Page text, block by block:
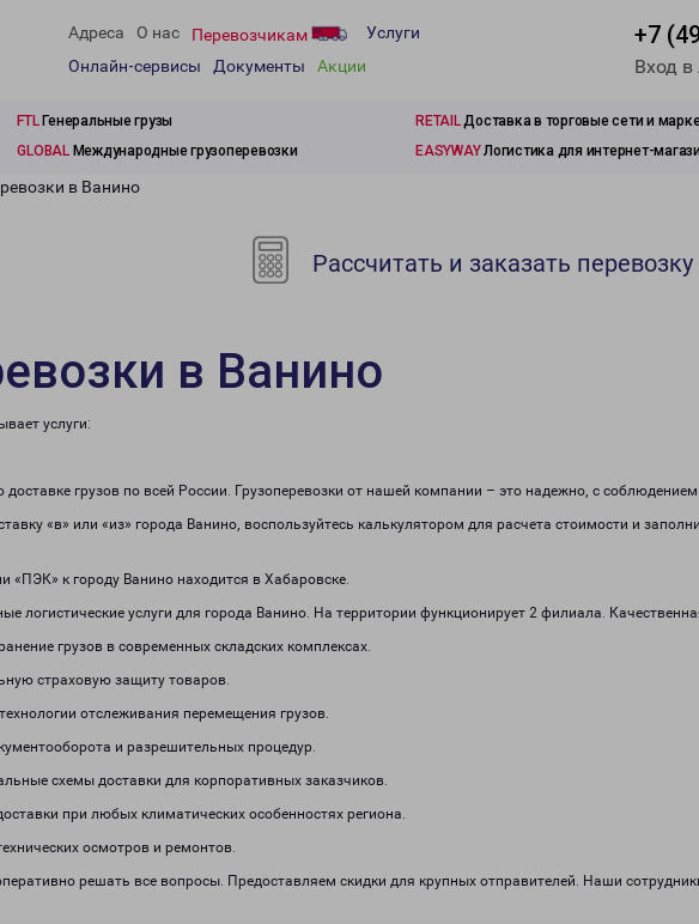
Адреса О нас Перевозчикам
Услуги
Онлайн-сервисы
Документы Акции
+7
Вход
FTLГенеральные грузы RETAILДоставка в торговые сети и
GLOBALМеждународные грузоперевозки EASYWAYЛогистика для интернет-
в Ванино
Рассчитать и заказать перевозку
в Ванино
услуги:
доставке грузов по всей России. Грузоперевозки от нашей компании – это надежно, с
«в» или «из» города Ванино, воспользуйтесь калькулятором для расчета стоимости и
к городу Ванино находится в Хабаровске.
логистические услуги для города Ванино. На территории функционирует 2 филиала.
грузов в современных складских комплексах.
страховую защиту товаров.
отслеживания перемещения грузов.
и разрешительных процедур.
схемы доставки для корпоративных заказчиков.
при любых климатических особенностях региона.
осмотров и ремонтов.
решать все вопросы. Предоставляем скидки для крупных отправителей. Наши